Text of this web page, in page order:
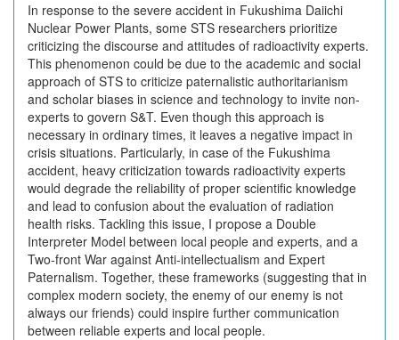
In response to the severe accident in Fukushima Daiichi
Nuclear Power Plants, some STS researchers prioritize
criticizing the discourse and attitudes of radioactivity experts.
This phenomenon could be due to the academic and social
approach of STS to criticize paternalistic authoritarianism
and scholar biases in science and technology to invite non-
experts to govern S&T. Even though this approach is
necessary in ordinary times, it leaves a negative impact in
crisis situations. Particularly, in case of the Fukushima
accident, heavy criticization towards radioactivity experts
would degrade the reliability of proper scientific knowledge
and lead to confusion about the evaluation of radiation
health risks. Tackling this issue, I propose a Double
Interpreter Model between local people and experts, and a
Two-front War against Anti-intellectualism and Expert
Paternalism. Together, these frameworks (suggesting that in
complex modern society, the enemy of our enemy is not
always our friends) could inspire further communication
between reliable experts and local people.